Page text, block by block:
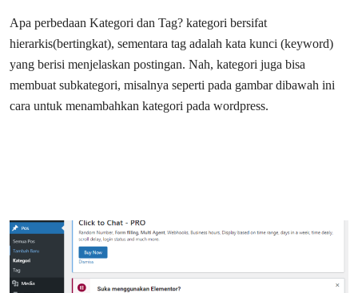
Apa perbedaan Kategori dan Tag? kategori bersifat
hierarkis(bertingkat), sementara tag adalah kata kunci (keyword)
yang berisi menjelaskan postingan. Nah, kategori juga bisa
membuat subkategori, misalnya seperti pada gambar dibawah ini
cara untuk menambahkan kategori pada wordpress.